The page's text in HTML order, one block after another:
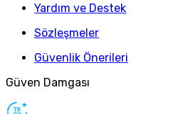
Yardım ve Destek
Sözleşmeler
Güvenlik Önerileri
Güven Damgası